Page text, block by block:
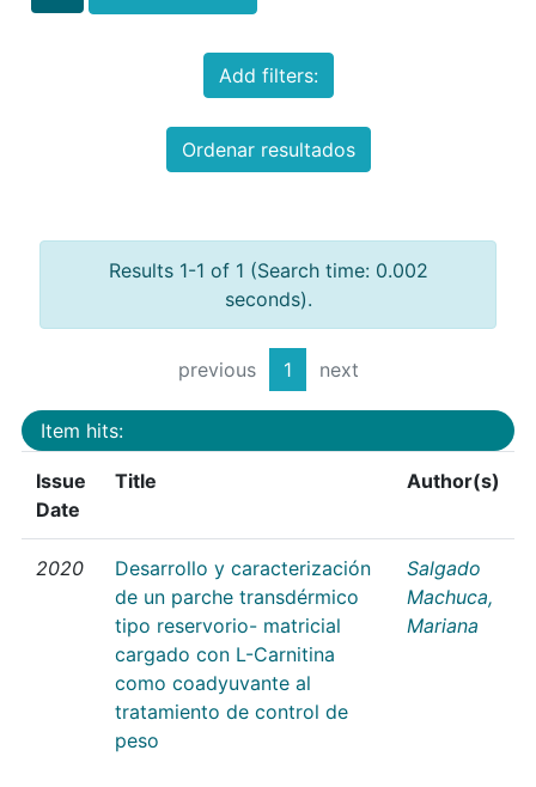
Add filters:
Ordenar resultados
Results 1-1 of 1 (Search time: 0.002
seconds).
previous 1 next
Item hits:
Issue
Date
Title Author(s)
2020
Desarrollo y caracterización
de un parche transdérmico
tipo reservorio- matricial
cargado con L-Carnitina
como coadyuvante al
tratamiento de control de
peso
Salgado
Machuca,
Mariana